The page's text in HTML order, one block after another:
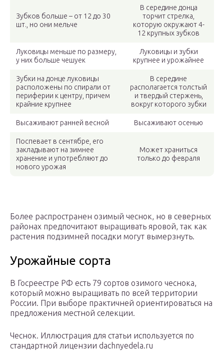
Зубков больше – от 12 до 30
шт., но они мельче
В середине донца
торчит стрелка,
которую окружают 4-
12 крупных зубков
Луковицы меньше по размеру,
у них больше чешуек
Луковицы и зубки
крупнее и урожайнее
Зубки на донце луковицы
расположены по спирали от
периферии к центру, причем
крайние крупнее
В середине
располагается толстый
и твердый стержень,
вокруг которого зубки
Высаживают ранней весной Высаживают осенью
Поспевает в сентябре, его
закладывают на зимнее
хранение и употребляют до
нового урожая
Может храниться
только до февраля
Более распространен озимый чеснок, но в северных
районах предпочитают выращивать яровой, так как
растения подзимней посадки могут вымерзнуть.
Урожайные сорта
В Госреестре РФ есть 79 сортов озимого чеснока,
который можно выращивать по всей территории
России. При выборе практичней ориентироваться на
предложения местной селекции.
Чеснок. Иллюстрация для статьи используется по
стандартной лицензии dachnyedela.ru